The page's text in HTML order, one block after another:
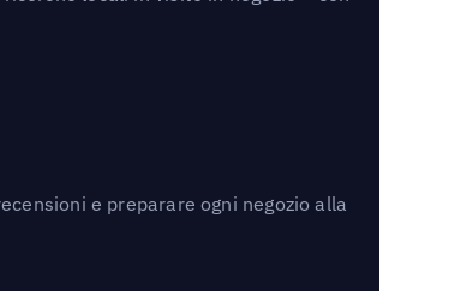
e preparare ogni negozio alla